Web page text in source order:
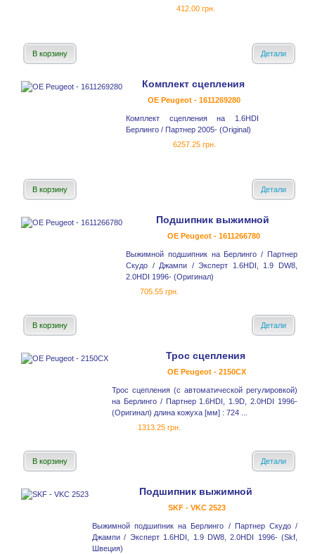
412.00 грн.
В корзину Детали
Комплект сцепления
OE Peugeot - 1611269280
Комплект сцепления на 1.6HDI
Берлинго / Партнер 2005- (Original)
6257.25 грн.
В корзину Детали
Подшипник выжимной
OE Peugeot - 1611266780
Выжимной подшипник на Берлинго / Партнер
Скудо / Джампи / Эксперт 1.6HDI, 1.9 DW8,
2.0HDI 1996- (Оригинал)
705.55 грн.
В корзину Детали
Трос сцепления
OE Peugeot - 2150CX
Трос сцепления (с автоматической регулировкой)
на Берлинго / Партнер 1.6HDI, 1.9D, 2.0HDI 1996-
(Оригинал) длина кожуха [мм] : 724 ...
1313.25 грн.
В корзину Детали
Подшипник выжимной
SKF - VKC 2523
Выжимной подшипник на Берлинго / Партнер Скудо /
Джампи / Эксперт 1.6HDI, 1.9 DW8, 2.0HDI 1996- (Skf,
Швеция)